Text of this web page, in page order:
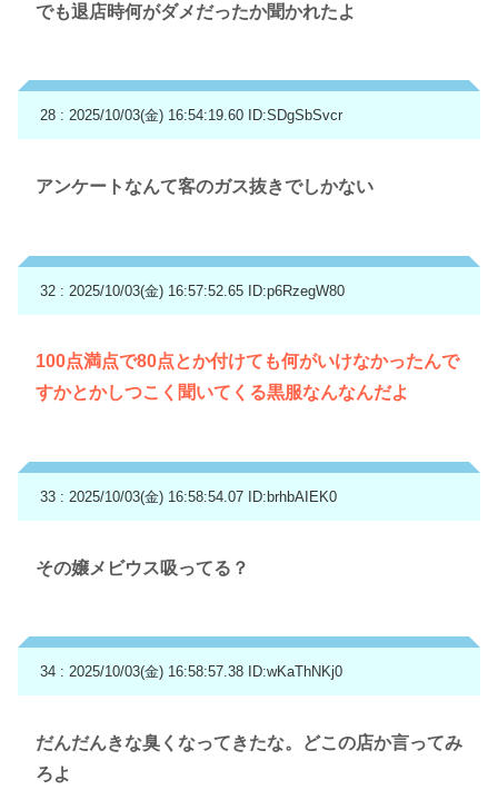
でも退店時何がダメだったか聞かれたよ
28 : 2025/10/03(金) 16:54:19.60 ID:SDgSbSvcr
アンケートなんて客のガス抜きでしかない
32 : 2025/10/03(金) 16:57:52.65 ID:p6RzegW80
100点満点で80点とか付けても何がいけなかったんで
すかとかしつこく聞いてくる黒服なんなんだよ
33 : 2025/10/03(金) 16:58:54.07 ID:brhbAIEK0
その嬢メビウス吸ってる？
34 : 2025/10/03(金) 16:58:57.38 ID:wKaThNKj0
だんだんきな臭くなってきたな。どこの店か言ってみ
ろよ